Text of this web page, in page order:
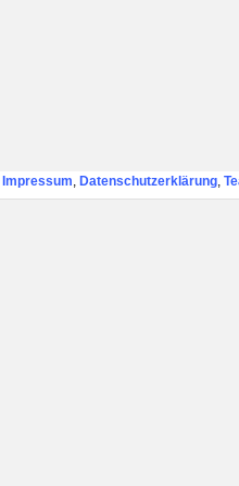
Impressum, Datenschutzerklärung,